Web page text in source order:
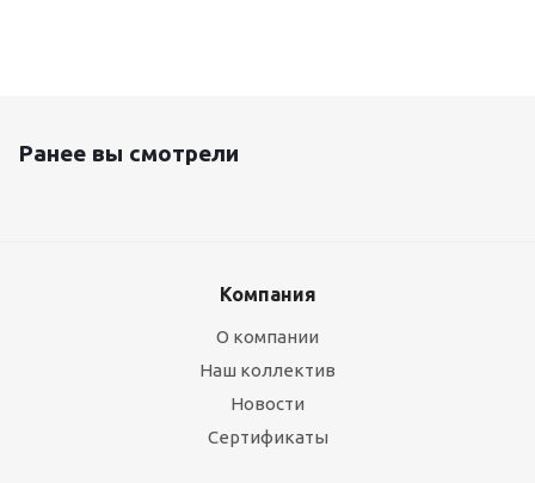
Ранее вы смотрели
Компания
О компании
Наш коллектив
Новости
Сертификаты